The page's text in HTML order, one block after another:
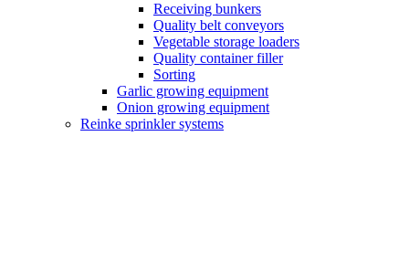
Receiving bunkers
Quality belt conveyors
Vegetable storage loaders
Quality container filler
Sorting
Garlic growing equipment
Onion growing equipment
Reinke sprinkler systems